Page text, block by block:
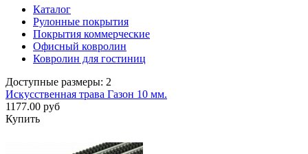
Каталог
Рулонные покрытия
Покрытия коммерческие
Офисный ковролин
Ковролин для гостиниц
Доступные размеры: 2
Искусственная трава Газон 10 мм.
1177.00 руб
Купить